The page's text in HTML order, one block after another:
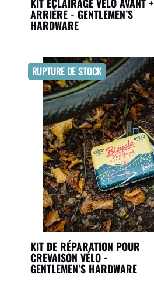
ARRIÈRE - GENTLEMEN’S
HARDWARE
KIT DE RÉPARATION POUR
CREVAISON VÉLO -
GENTLEMEN’S HARDWARE
RUPTURE DE STOCK